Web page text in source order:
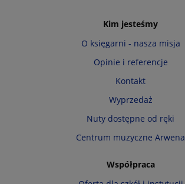
Kim jesteśmy
O księgarni - nasza misja
Opinie i referencje
Kontakt
Wyprzedaż
Nuty dostępne od ręki
Centrum muzyczne Arwena
Współpraca